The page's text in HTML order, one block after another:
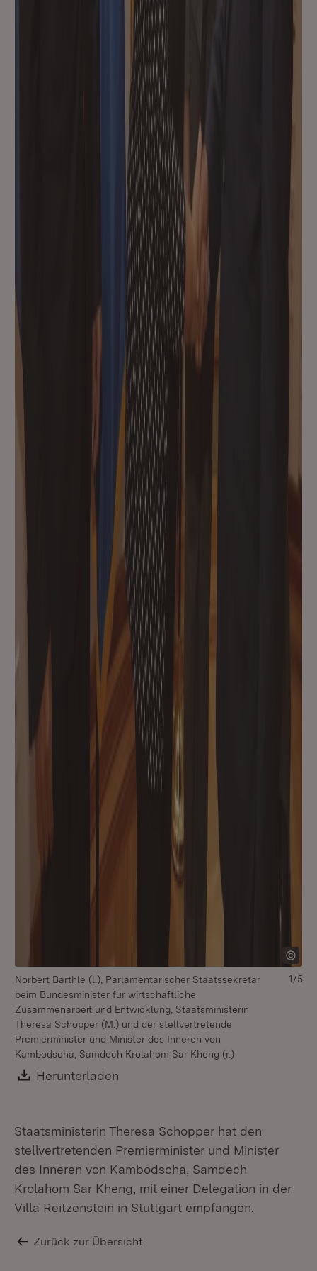
Norbert Barthle (l.), Parlamentarischer Staatssekretär
beim Bundesminister für wirtschaftliche
Zusammenarbeit und Entwicklung, Staatsministerin
Theresa Schopper (M.) und der stellvertretende
Premierminister und Minister des Inneren von
Kambodscha, Samdech Krolahom Sar Kheng (r.)
Download:
Herunterladen
1/5
Staatsministerin Theresa Schopper hat den
stellvertretenden Premierminister und Minister
des Inneren von Kambodscha, Samdech
Krolahom Sar Kheng, mit einer Delegation in der
Villa Reitzenstein in Stuttgart empfangen.
Zurück zur Übersicht